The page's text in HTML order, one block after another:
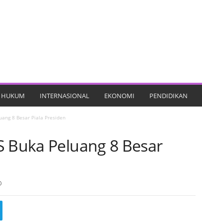
HUKUM INTERNASIONAL EKONOMI PENDIDIKAN
8 Besar Piala Presiden
Buka Peluang 8 Besar